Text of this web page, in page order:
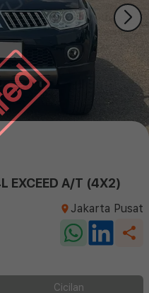
Pajero Sport 2.4L EXCEED A/T (4X2)
Jakarta Pusat
Cicilan